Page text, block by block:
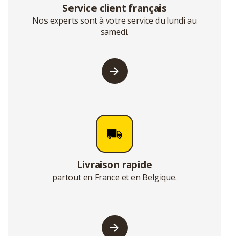
Service client français
Nos experts sont à votre service du lundi au
samedi.
Livraison rapide
partout en France et en Belgique.